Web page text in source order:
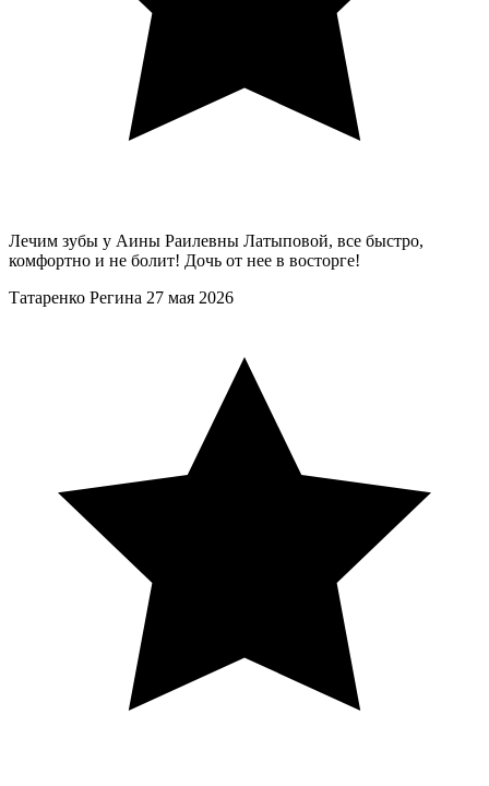
Лечим зубы у Аины Раилевны Латыповой, все быстро,
комфортно и не болит! Дочь от нее в восторге!
Татаренко Регина 27 мая 2026